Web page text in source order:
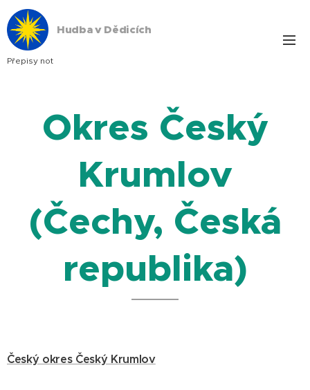
Hudba v Dědicích
Přepisy not
Okres Český
Krumlov
(Čechy, Česká
republika)
Český okres Český Krumlov